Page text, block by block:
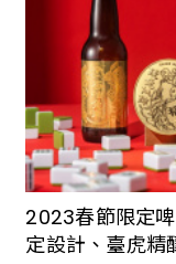
新
的
松
利
餓
2023春節限定
定設計、臺虎精